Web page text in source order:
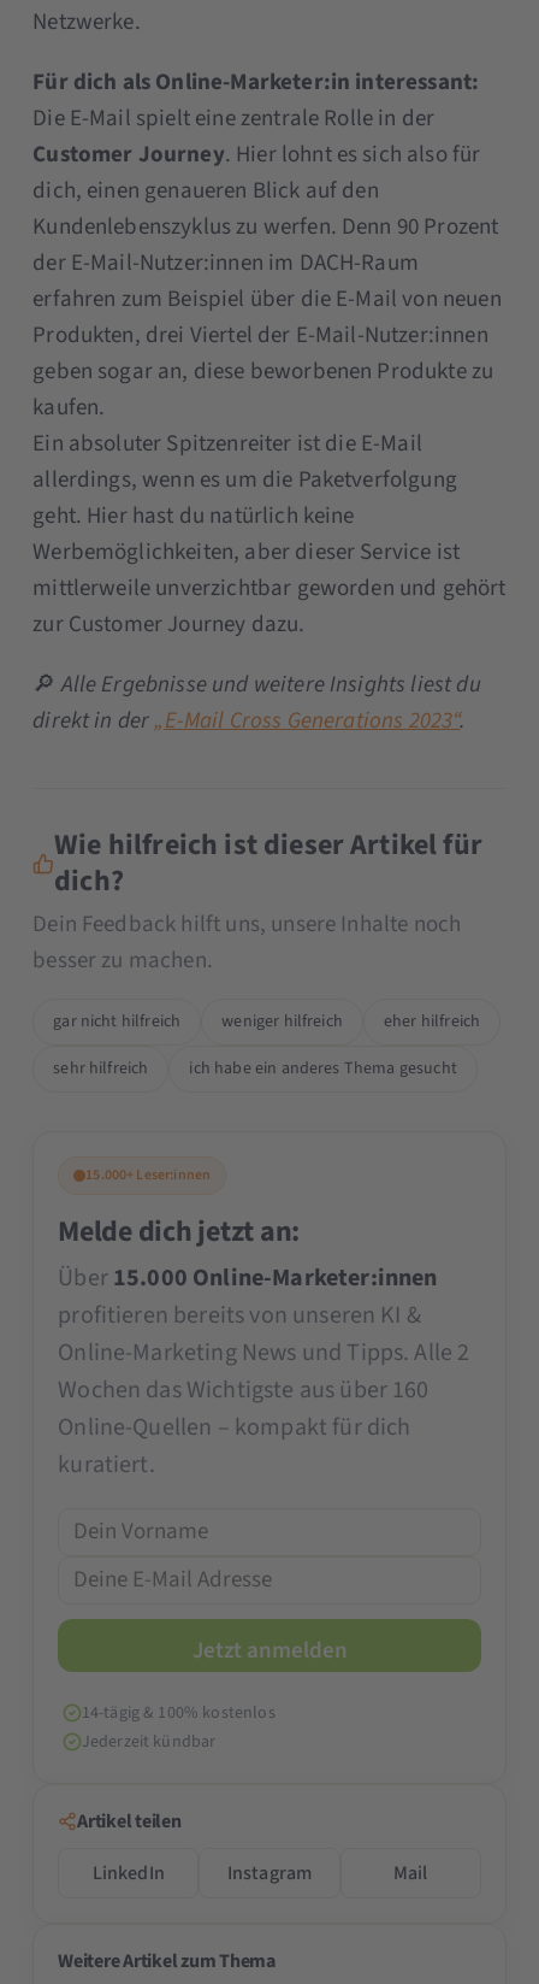
Netzwerke.
Für dich als Online-Marketer:in interessant:
Die E-Mail spielt eine zentrale Rolle in der
Customer Journey. Hier lohnt es sich also für
dich, einen genaueren Blick auf den
Kundenlebenszyklus zu werfen. Denn 90 Prozent
der E-Mail-Nutzer:innen im DACH-Raum
erfahren zum Beispiel über die E-Mail von neuen
Produkten, drei Viertel der E-Mail-Nutzer:innen
geben sogar an, diese beworbenen Produkte zu
kaufen.
Ein absoluter Spitzenreiter ist die E-Mail
allerdings, wenn es um die Paketverfolgung
geht. Hier hast du natürlich keine
Werbemöglichkeiten, aber dieser Service ist
mittlerweile unverzichtbar geworden und gehört
zur Customer Journey dazu.
🔎Alle Ergebnisse und weitere Insights liest du
direkt in der„E-Mail Cross Generations 2023“.
Wie hilfreich ist dieser Artikel für
dich?
Dein Feedback hilft uns, unsere Inhalte noch
besser zu machen.
gar nicht hilfreich weniger hilfreich
eher hilfreich
sehr hilfreich
ich habe ein anderes Thema gesucht
15.000+ Leser:innen
Melde dich jetzt an:
Über15.000 Online-Marketer:innen
profitieren bereits von unseren KI &
Online-Marketing News und Tipps. Alle 2
Wochen das Wichtigste aus über 160
Online-Quellen – kompakt für dich
kuratiert.
14-tägig & 100% kostenlos
Jederzeit kündbar
Artikel teilen
LinkedIn
Instagram Mail
Weitere Artikel zum Thema